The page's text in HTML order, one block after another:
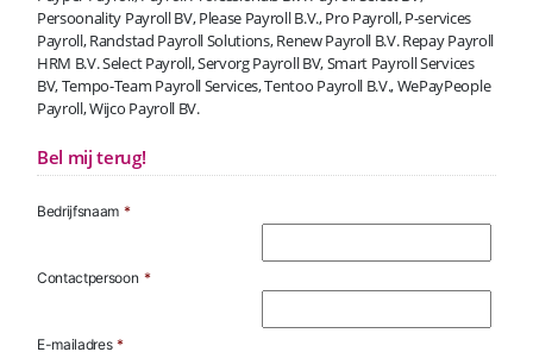
Persoonality Payroll BV, Please Payroll B.V., Pro Payroll, P-services
Payroll, Randstad Payroll Solutions, Renew Payroll B.V. Repay Payroll
HRM B.V. Select Payroll, Servorg Payroll BV, Smart Payroll Services
BV, Tempo-Team Payroll Services, Tentoo Payroll B.V., WePayPeople
Payroll, Wijco Payroll BV.
Bel mij terug!
Bedrijfsnaam *
Contactpersoon *
E-mailadres *